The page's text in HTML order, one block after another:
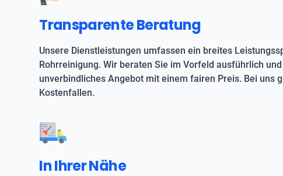
Transparente Beratung
Unsere Dienstleistungen umfassen ein breites
Rohrreinigung. Wir beraten Sie im Vorfeld ausführlich
unverbindliches Angebot mit einem fairen Preis. Bei uns
Kostenfallen.
In Ihrer Nähe